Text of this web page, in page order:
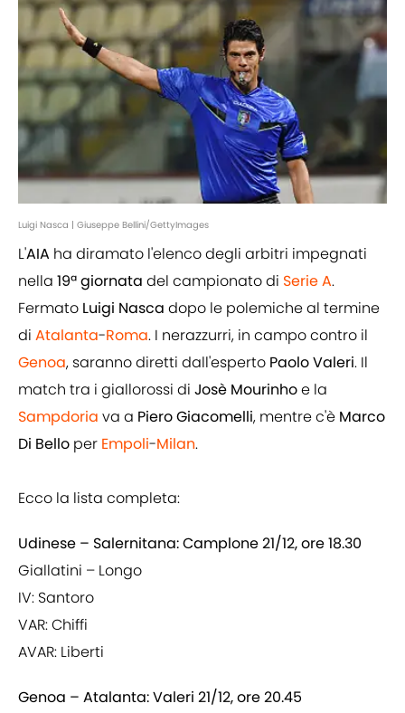
Luigi Nasca | Giuseppe Bellini/GettyImages
L'AIA ha diramato l'elenco degli arbitri impegnati
nella 19ª giornata del campionato di Serie A.
Fermato Luigi Nasca dopo le polemiche al termine
di Atalanta-Roma. I nerazzurri, in campo contro il
Genoa, saranno diretti dall'esperto Paolo Valeri. Il
match tra i giallorossi di Josè Mourinhoe la
Sampdoria va a Piero Giacomelli, mentre c'è Marco
Di Bello per Empoli-Milan.
Ecco la lista completa:
Udinese – Salernitana: Camplone 21/12, ore 18.30
Giallatini – Longo
IV: Santoro
VAR: Chiffi
AVAR: Liberti
Genoa – Atalanta: Valeri 21/12, ore 20.45